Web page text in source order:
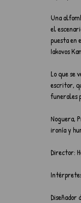
Una
el
puesta en
Iakovos
Lo que se
escritor,
funerales
Noguera,
ironía y
Director:
Diseñador